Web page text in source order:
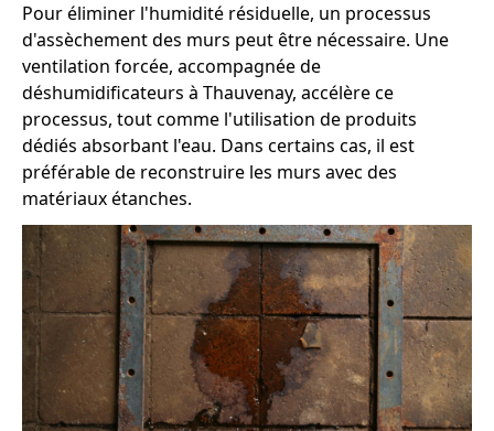
Pour éliminer l'humidité résiduelle, un processus
d'assèchement des murs peut être nécessaire. Une
ventilation forcée, accompagnée de
déshumidificateurs à Thauvenay, accélère ce
processus, tout comme l'utilisation de produits
dédiés absorbant l'eau. Dans certains cas, il est
préférable de reconstruire les murs avec des
matériaux étanches.